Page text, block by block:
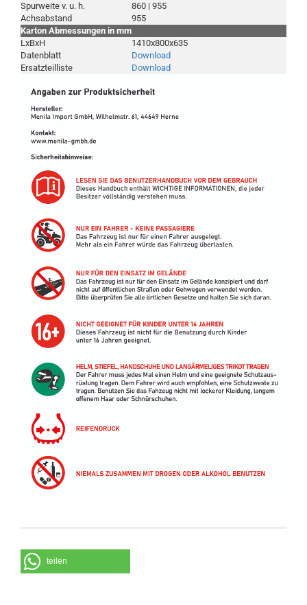
Spurweite v. u. h.
860 | 955
Achsabstand
955
Karton Abmessungen in mm
LxBxH
1410x800x635
Datenblatt
Download
Ersatzteilliste
Download
teilen